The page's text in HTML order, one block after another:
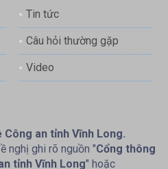
Tin tức
Câu hỏi thường gặp
Video
Công an tỉnh Vĩnh Long.
nghị ghi rõ nguồn "Cổng thông
tỉnh Vĩnh Long" hoặc